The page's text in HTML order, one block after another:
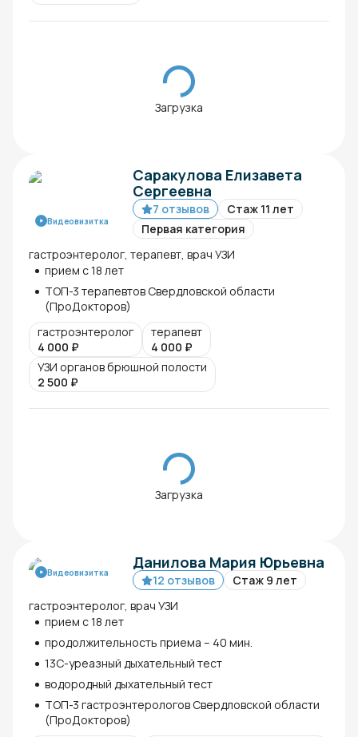
Загрузка
Видеовизитка
Саракулова Елизавета
Сергеевна
7 отзывов
Стаж 11 лет
Первая категория
гастроэнтеролог, терапевт, врач УЗИ
прием с 18 лет
ТОП-3 терапевтов Свердловской области
(ПроДокторов)
гастроэнтеролог
4 000 ₽
терапевт
4 000 ₽
УЗИ органов брюшной полости
2 500 ₽
Загрузка
Видеовизитка
Данилова Мария Юрьевна
12 отзывов
Стаж 9 лет
гастроэнтеролог, врач УЗИ
прием с 18 лет
продолжительность приема – 40 мин.
13С-уреазный дыхательный тест
водородный дыхательный тест
ТОП-3 гастроэнтерологов Свердловской области
(ПроДокторов)